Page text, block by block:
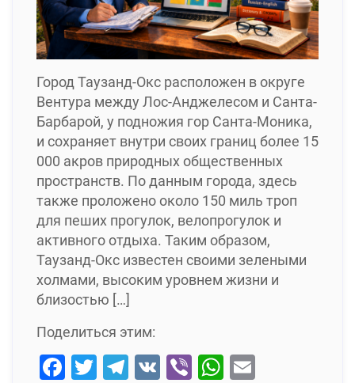
Город Таузанд-Окс расположен в округе
Вентура между Лос-Анджелесом и Санта-
Барбарой, у подножия гор Санта-Моника,
и сохраняет внутри своих границ более 15
000 акров природных общественных
пространств. По данным города, здесь
также проложено около 150 миль троп
для пеших прогулок, велопрогулок и
активного отдыха. Таким образом,
Таузанд-Окс известен своими зелеными
холмами, высоким уровнем жизни и
близостью […]
Поделиться этим:
Facebook
Twitter
Telegram
VK ViberWhatsApp